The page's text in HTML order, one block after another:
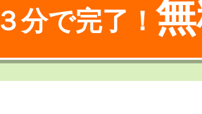
３分で完了！